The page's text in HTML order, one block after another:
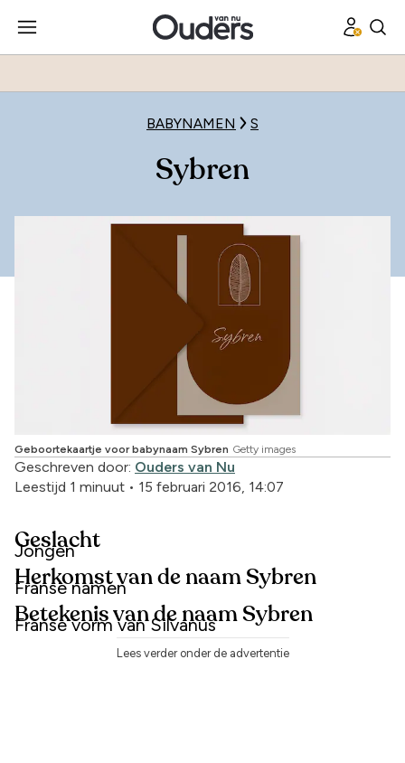
BABYNAMEN S
Sybren
Geboortekaartje voor babynaam Sybren Getty images
Geschreven door: Ouders van Nu
Leestijd 1 minuut • 15 februari 2016, 14:07
Geslacht
Jongen
Herkomst van de naam Sybren
Franse namen
Betekenis van de naam Sybren
Franse vorm van Silvanus
Lees verder onder de advertentie